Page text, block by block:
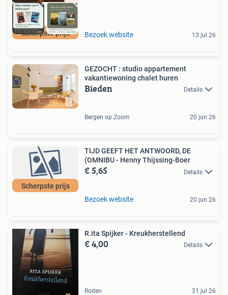
Scherpste prijs Bezoek website 13 jul 26
GEZOCHT : studio appartement
vakantiewoning chalet huren
Bieden Details
Bergen op Zoom 20 jun 26
Scherpste prijs
TIJD GEEFT HET ANTWOORD, DE
(OMNIBU - Henny Thijssing-Boer
€ 5,65 Details
Bezoek website 20 jun 26
R.ita Spijker - Kreukherstellend
€ 4,00 Details
Roden 31 jul 26